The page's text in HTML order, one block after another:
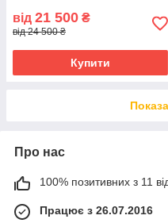
від 21 500 ₴
від 24 500 ₴
Купити
Про нас
100% позитивних з 11
Працює з 26.07.2016